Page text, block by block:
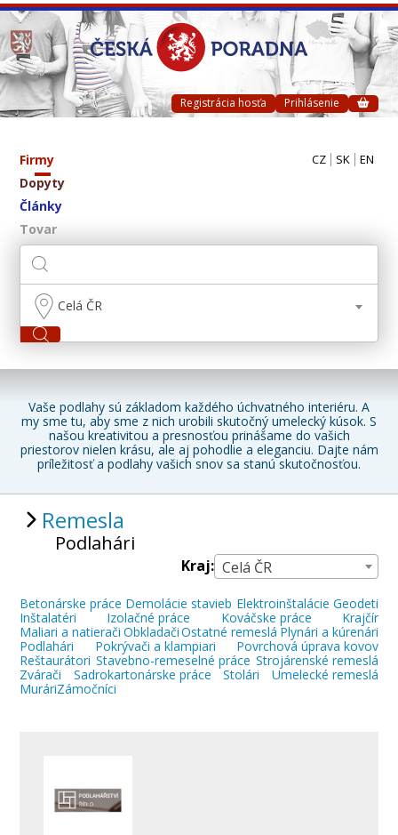
Registrácia hosťa Prihlásenie
Firmy
Dopyty
Články
Tovar
CZ SK EN
Celá ČR
Vaše podlahy sú základom každého úchvatného interiéru. A
my sme tu, aby sme z nich urobili skutočný umelecký kúsok. S
našou kreativitou a presnosťou prinášame do vašich
priestorov nielen krásu, ale aj pohodlie a eleganciu. Dajte nám
príležitosť a podlahy vašich snov sa stanú skutočnosťou.
Remesla
Podlahári
Kraj: Celá ČR
Betonárske práce Demolácie stavieb Elektroinštalácie Geodeti
Inštalatéri
Izolačné práce Kováčske práce
Krajčír
Maliari a natierači ObkladačiOstatné remeslá Plynári a kúrenári
Podlahári
Pokrývači a klampiari
Povrchová úprava kovov
Reštaurátori Stavebno-remeselné práce Strojárenské remeslá
Zvárači
Sadrokartonárske práce Stolári
Umelecké remeslá
MuráriZámočníci